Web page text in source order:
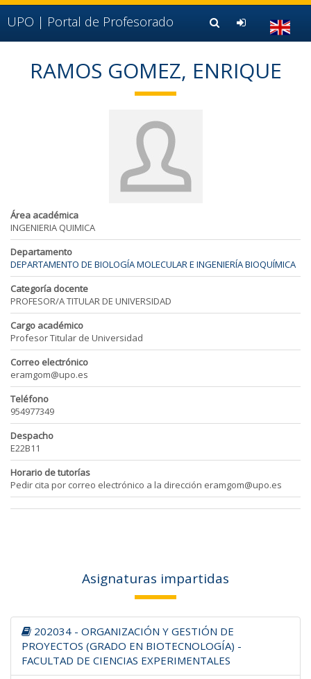
Ir al contenido principal de la página (alt + s)
Ir a la cabecera de la página (alt + c)
Ir al pie de la página (alt + p)
Ir al menú principal (alt + u)
UPO | Portal de Profesorado
RAMOS GOMEZ, ENRIQUE
Área académica
INGENIERIA QUIMICA
Departamento
DEPARTAMENTO DE BIOLOGÍA MOLECULAR E INGENIERÍA BIOQUÍMICA
Categoría docente
PROFESOR/A TITULAR DE UNIVERSIDAD
Cargo académico
Profesor Titular de Universidad
Correo electrónico
eramgom@upo.es
Teléfono
954977349
Despacho
E22B11
Horario de tutorías
Pedir cita por correo electrónico a la dirección eramgom@upo.es
Asignaturas impartidas
202034 - ORGANIZACIÓN Y GESTIÓN DE
PROYECTOS (GRADO EN BIOTECNOLOGÍA) -
FACULTAD DE CIENCIAS EXPERIMENTALES